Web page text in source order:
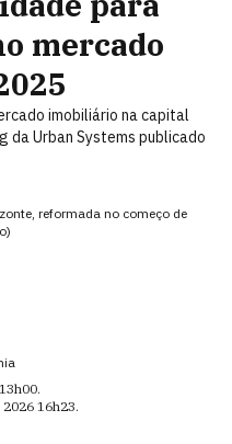
mercado
imobiliário na capital
da Urban Systems publicado
reformada no começo de
13h00.
16h23.